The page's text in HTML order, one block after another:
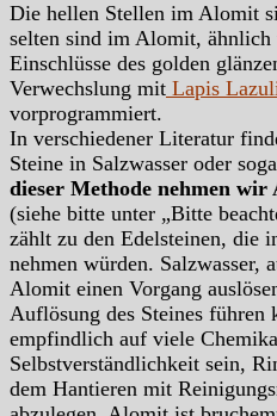
Die hellen Stellen im Alomit
selten sind im Alomit,
Einschlüsse des golden
Verwechslung mit Lapis
vorprogrammiert.
In verschiedener Literatur
Steine in Salzwasser oder
dieser Methode nehmen wir
(siehe bitte unter „Bitte
zählt zu den Edelsteinen, die
nehmen würden. Salzwasser,
Alomit einen Vorgang
Auflösung des Steines führen
empfindlich auf viele
Selbstverständlichkeit sein,
dem Hantieren mit